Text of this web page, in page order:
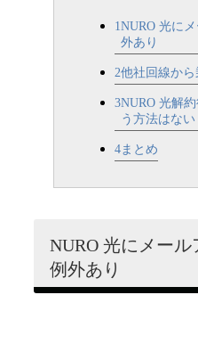
1NURO 光に
外あり
2他社回線か
3NURO 光解
う方法はな
4まとめ
NURO 光にメー
例外あり